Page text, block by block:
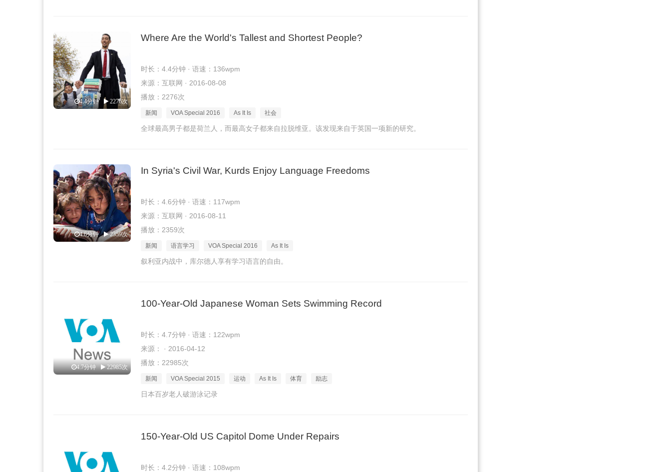
4.4分钟 2276次
Where Are the World's Tallest and Shortest People?
时长：4.4分钟 · 语速：136wpm
来源：互联网 · 2016-08-08
播放：2276次
新闻 VOA Special 2016 As It Is 社会
全球最高男子都是荷兰人，而最高女子都来自拉脱维亚。该发现来自于英国一项新的研究。
4.6分钟 2359次
In Syria's Civil War, Kurds Enjoy Language Freedoms
时长：4.6分钟 · 语速：117wpm
来源：互联网 · 2016-08-11
播放：2359次
新闻 语言学习 VOA Special 2016 As It Is
叙利亚内战中，库尔德人享有学习语言的自由。
4.7分钟 22985次
100-Year-Old Japanese Woman Sets Swimming Record
时长：4.7分钟 · 语速：122wpm
来源： · 2016-04-12
播放：22985次
新闻 VOA Special 2015 运动 As It Is 体育 励志
日本百岁老人破游泳记录
150-Year-Old US Capitol Dome Under Repairs
时长：4.2分钟 · 语速：108wpm